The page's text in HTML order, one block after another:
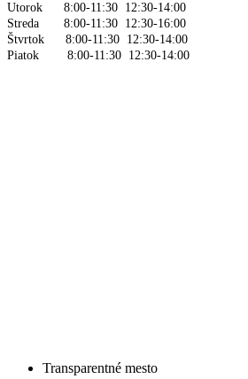
Utorok 8:00-11:30 12:30-14:00
Streda 8:00-11:30 12:30-16:00
Štvrtok 8:00-11:30 12:30-14:00
Piatok 8:00-11:30 12:30-14:00
Transparentné mesto